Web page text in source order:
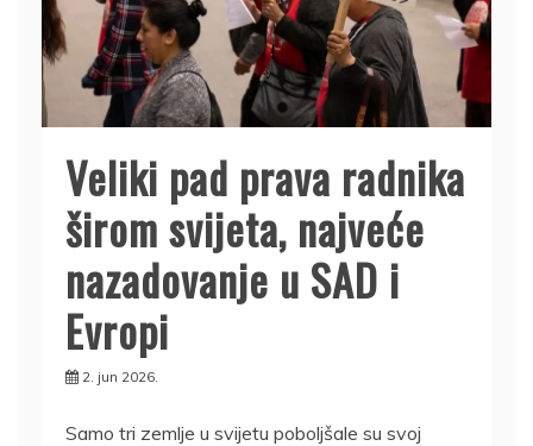
Veliki pad prava radnika
širom svijeta, najveće
nazadovanje u SAD i
Evropi
2. jun 2026.
Samo tri zemlje u svijetu poboljšale su svoj